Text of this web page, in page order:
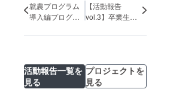
就農プログラム
導入編プログラ
サードゴールを
【活動報告
vol.3】卒業生か
がありました！
活動報告一覧を
見る
プロジェクトを
見る